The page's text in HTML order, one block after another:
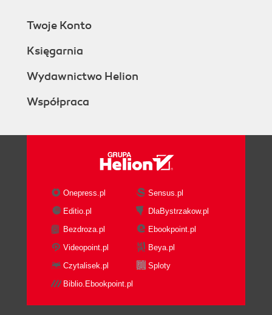
Twoje Konto
Księgarnia
Wydawnictwo Helion
Współpraca
Onepress.pl
Sensus.pl
Editio.pl
DlaBystrzakow.pl
Bezdroza.pl
Ebookpoint.pl
Videopoint.pl
Beya.pl
Czytalisek.pl
Sploty
Biblio.Ebookpoint.pl